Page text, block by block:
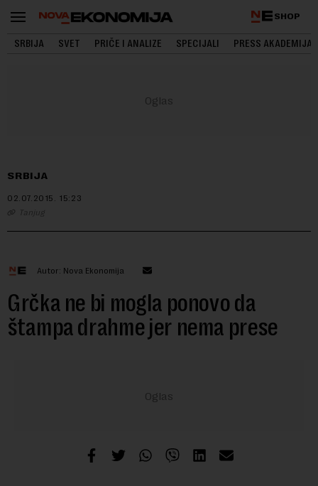
SHOP
SRBIJA SVET PRIČE I ANALIZE SPECIJALI PRESS AKADEMIJA
SRBIJA
02.07.2015. 15:23
Tanjug
Autor: Nova Ekonomija
Grčka ne bi mogla ponovo da
štampa drahme jer nema prese